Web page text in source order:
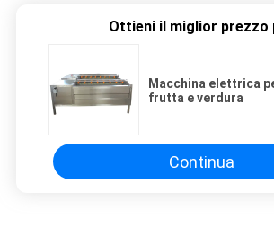
Ottieni il miglior prezzo
Macchina elettrica
frutta e verdura
Continua